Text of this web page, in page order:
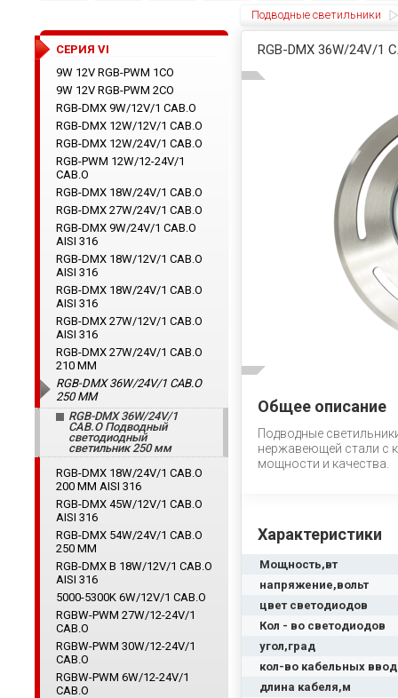
Подводные светильники
RGB-DMX 36W/
Общее описание
Подводные
нержавеющей стали с
мощности и качества.
Характеристики
Мощность,вт
напряжение,вольт
цвет светодиодов
Кол - во светодиодов
угол,град
кол-во кабельных
длина кабеля,м
CЕРИЯ VI
9W 12V RGB-PWM 1CO
9W 12V RGB-PWM 2CO
RGB-DMX 9W/12V/1 CAB.O
RGB-DMX 12W/12V/1 CAB.O
RGB-DMX 12W/24V/1 CAB.O
RGB-PWM 12W/12-24V/1
CAB.O
RGB-DMX 18W/24V/1 CAB.O
RGB-DMX 27W/24V/1 CAB.O
RGB-DMX 9W/24V/1 CAB.O
AISI 316
RGB-DMX 18W/12V/1 CAB.O
AISI 316
RGB-DMX 18W/24V/1 CAB.O
AISI 316
RGB-DMX 27W/12V/1 CAB.O
AISI 316
RGB-DMX 27W/24V/1 CAB.O
210 ММ
RGB-DMX 36W/24V/1 CAB.O
250 ММ
RGB-DMX 36W/24V/1
CAB.O Подводный
светодиодный
светильник 250 мм
RGB-DMX 18W/24V/1 CAB.O
200 ММ AISI 316
RGB-DMX 45W/12V/1 CAB.O
AISI 316
RGB-DMX 54W/24V/1 CAB.O
250 ММ
RGB-DMX B 18W/12V/1 CAB.O
AISI 316
5000-5300K 6W/12V/1 CAB.O
RGBW-PWM 27W/12-24V/1
CAB.O
RGBW-PWM 30W/12-24V/1
CAB.O
RGBW-PWM 6W/12-24V/1
CAB.O